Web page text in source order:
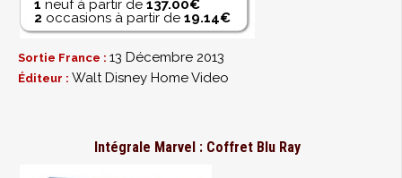
1 neuf à partir de 137.00€
2 occasions à partir de 19.14€
Sortie France : 13 Décembre 2013
Éditeur : Walt Disney Home Video
Intégrale Marvel : Coffret Blu Ray